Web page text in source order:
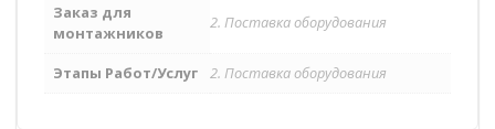
Заказ для
монтажников
2. Поставка оборудования
Этапы Работ/Услуг 2. Поставка оборудования